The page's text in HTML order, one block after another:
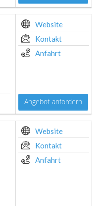
Website
Kontakt
Anfahrt
Angebot anfordern
Website
Kontakt
Anfahrt